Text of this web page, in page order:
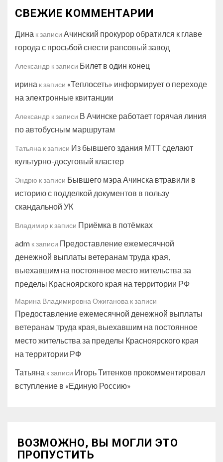
СВЕЖИЕ КОММЕНТАРИИ
Дина к записи Ачинский прокурор обратился к главе
города с просьбой снести рапсовый завод
Александр к записи Билет в один конец
ирина к записи «Теплосеть» информирует о переходе
на электронные квитанции
Александр к записи В Ачинске работает горячая линия
по автобусным маршрутам
Татьяна к записи Из бывшего здания МТТ сделают
культурно-досуговый кластер
Эндрю к записи Бывшего мэра Ачинска втравили в
историю с подделкой документов в пользу
скандальной УК
Владимир к записи Приёмка в потёмках
adm к записи Предоставление ежемесячной
денежной выплаты ветеранам труда края,
выехавшим на постоянное место жительства за
пределы Красноярского края на территории РФ
Марина Владимировна Ожиганова к записи
Предоставление ежемесячной денежной выплаты
ветеранам труда края, выехавшим на постоянное
место жительства за пределы Красноярского края
на территории РФ
Татьяна к записи Игорь Титенков прокомментировал
вступление в «Единую Россию»
ВОЗМОЖНО, ВЫ МОГЛИ ЭТО
ПРОПУСТИТЬ